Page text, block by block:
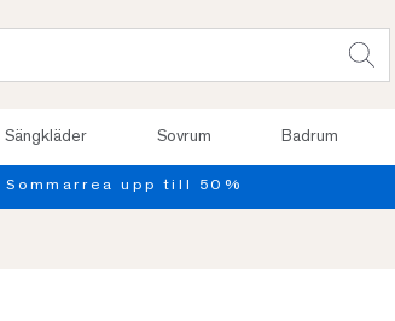
Sängkläder Sovrum Badrum
Sommarrea upp till 50%